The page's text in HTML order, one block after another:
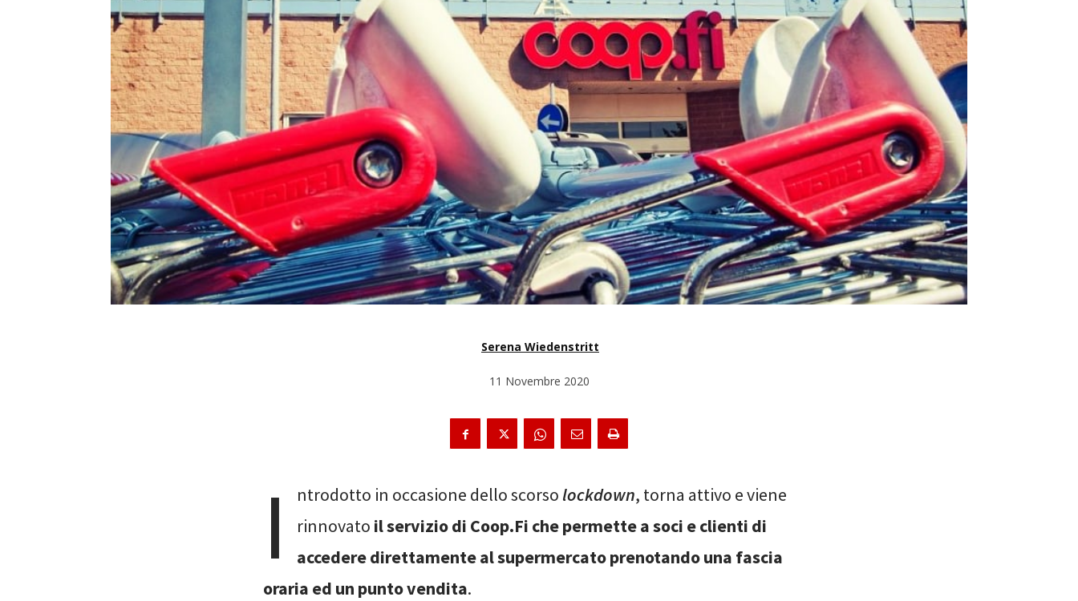
Serena Wiedenstritt
11 Novembre 2020
I ntrodotto in occasione dello scorso lockdown, torna attivo e viene
rinnovato il servizio di Coop.Fi che permette a soci e clienti di
accedere direttamente al supermercato prenotando una fascia
oraria ed un punto vendita.